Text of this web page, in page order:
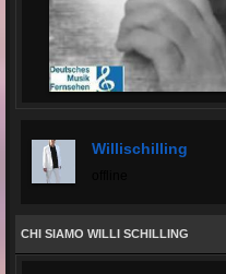
Willischilling
CHI SIAMO WILLI SCHILLING